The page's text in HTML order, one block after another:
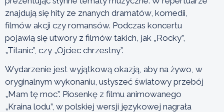
znajdują się hity ze znanych dramatów, komedii,
filmów akcji czy romansów. Podczas koncertu
pojawią się utwory z filmów takich, jak „Rocky”,
„Titanic”, czy „Ojciec chrzestny”.
Wydarzenie jest wyjątkową okazją, aby na żywo, w
oryginalnym wykonaniu, usłyszeć światowy przebój
„Mam tę moc”. Piosenkę z filmu animowanego
„Kraina lodu”, w polskiej wersji językowej nagrała